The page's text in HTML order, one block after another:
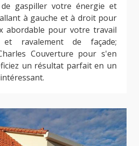
gaspiller votre énergie et
à gauche et à droit pour
abordable pour votre travail
ravalement de façade;
Couverture pour s'en
un résultat parfait en un